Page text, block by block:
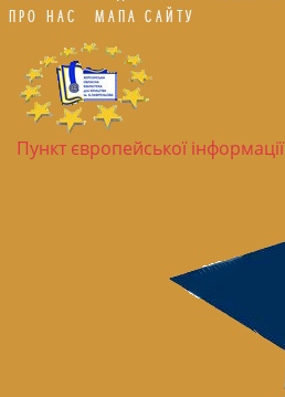
ПРО НАС
МАПА САЙТУ
Пункт європейської інформації